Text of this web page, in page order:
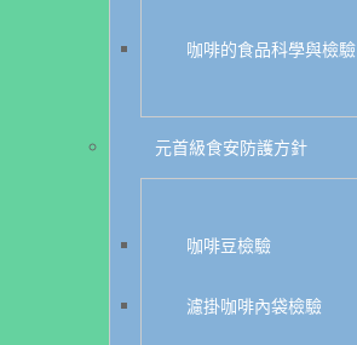
咖啡的食品科學與檢驗
元首級食安防護方針
咖啡豆檢驗
濾掛咖啡內袋檢驗